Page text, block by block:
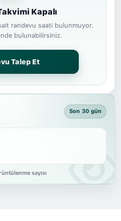
Kapalı
randevu saati bulunmuyor.
bulunabilirsiniz.
Talep Et
Son 30 gün
sayısı